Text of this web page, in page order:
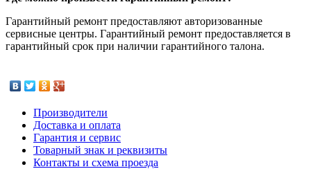
Гарантийный ремонт предоставляют авторизованные
сервисные центры. Гарантийный ремонт предоставляется в
гарантийный срок при наличии гарантийного талона.
Производители
Доставка и оплата
Гарантия и сервис
Товарный знак и реквизиты
Контакты и схема проезда